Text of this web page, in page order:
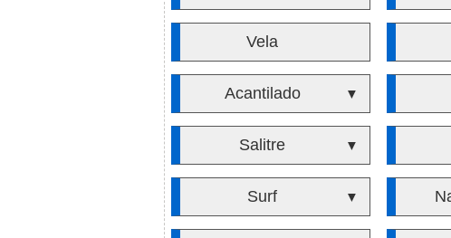
Vela
Acantilado ▼
Salitre ▼
Surf ▼